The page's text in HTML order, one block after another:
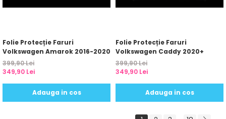
Folie Protecție Faruri
Volkswagen Amarok 2016-2020
399,90 Lei
349,90 Lei
Adauga in cos
Folie Protecție Faruri
Volkswagen Caddy 2020+
399,90 Lei
349,90 Lei
Adauga in cos